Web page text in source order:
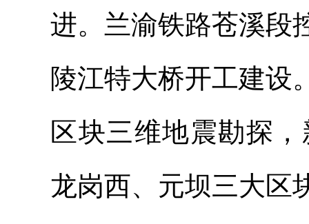
进。兰渝铁路苍溪段
陵江特大桥开工建设
区块三维地震勘探
龙岗西、元坝三大区